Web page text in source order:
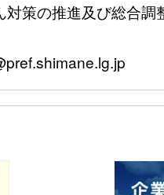
対策の推進及び総合